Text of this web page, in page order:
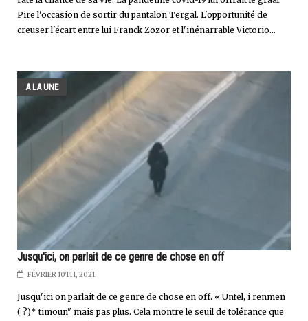
Pire l'occasion de sortir du pantalon Tergal. L'opportunité de
creuser l'écart entre lui Franck Zozor et l'inénarrable Victorio...
A LA UNE
Jusqu'ici, on parlait de ce genre de chose en off
FÉVRIER 10TH, 2021
Jusqu'ici on parlait de ce genre de chose en off. « Untel, i renmen
( ?)* timoun" mais pas plus. Cela montre le seuil de tolérance que